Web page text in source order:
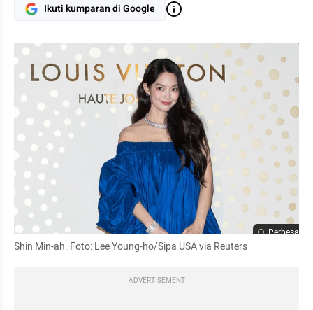
Ikuti kumparan di Google
Perbesar
Shin Min-ah. Foto: Lee Young-ho/Sipa USA via Reuters
ADVERTISEMENT